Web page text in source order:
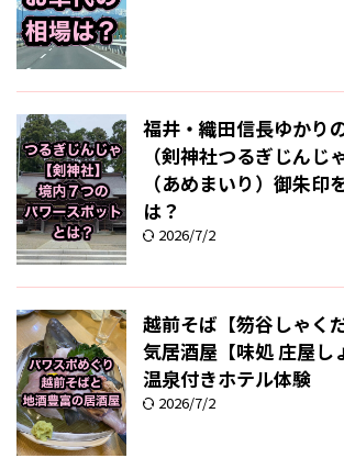
福井・織田信長ゆかり
（剣神社つるぎじんじ
（あめまいり）御朱印
は？
2026/7/2
越前そば【笏谷しゃく
気居酒屋【味処 庄屋し
温泉付きホテル体験
2026/7/2